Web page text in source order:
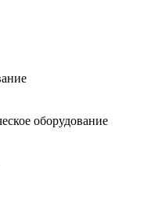
оборудование